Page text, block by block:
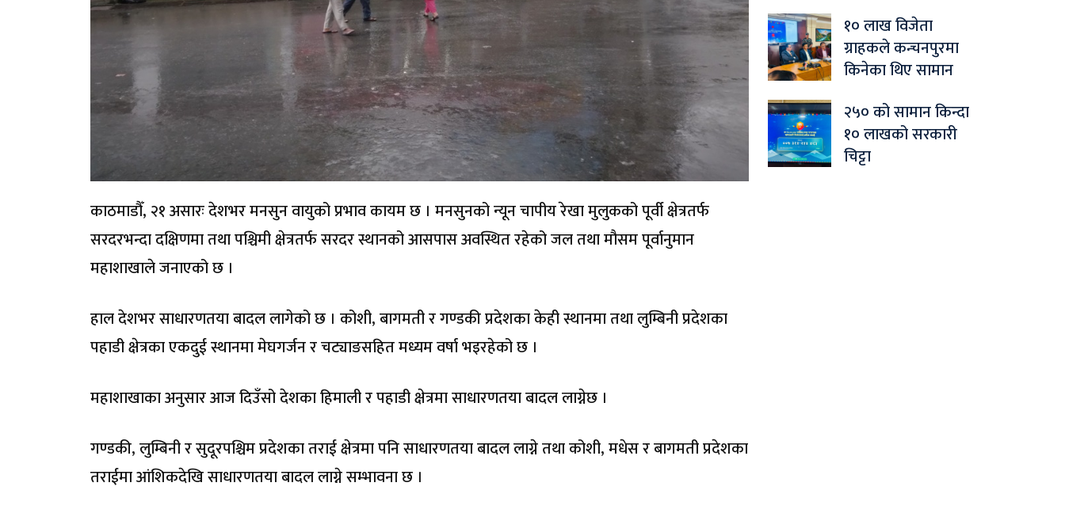
काठमाडौँ, २१ असारः देशभर मनसुन वायुको प्रभाव कायम छ । मनसुनको न्यून चापीय रेखा मुलुकको पूर्वी क्षेत्रतर्फ
सरदरभन्दा दक्षिणमा तथा पश्चिमी क्षेत्रतर्फ सरदर स्थानको आसपास अवस्थित रहेको जल तथा मौसम पूर्वानुमान
महाशाखाले जनाएको छ ।
हाल देशभर साधारणतया बादल लागेको छ । कोशी, बागमती र गण्डकी प्रदेशका केही स्थानमा तथा लुम्बिनी प्रदेशका
पहाडी क्षेत्रका एकदुई स्थानमा मेघगर्जन र चट्याङसहित मध्यम वर्षा भइरहेको छ ।
महाशाखाका अनुसार आज दिउँसो देशका हिमाली र पहाडी क्षेत्रमा साधारणतया बादल लाग्नेछ ।
गण्डकी, लुम्बिनी र सुदूरपश्चिम प्रदेशका तराई क्षेत्रमा पनि साधारणतया बादल लाग्ने तथा कोशी, मधेस र बागमती प्रदेशका
तराईमा आंशिकदेखि साधारणतया बादल लाग्ने सम्भावना छ ।
१० लाख विजेता
ग्राहकले कन्चनपुरमा
किनेका थिए सामान
२५० को सामान किन्दा
१० लाखको सरकारी
चिट्टा